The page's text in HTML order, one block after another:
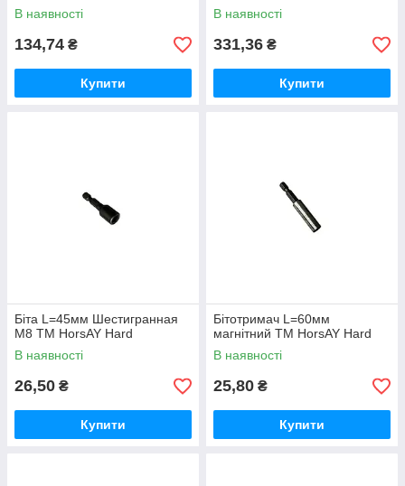
В наявності
134,74 ₴
Купити
В наявності
331,36 ₴
Купити
Біта L=45мм Шестигранная
M8 ТМ HorsAY Hard
В наявності
26,50 ₴
Купити
Бітотримач L=60мм
магнітний ТМ HorsAY Hard
В наявності
25,80 ₴
Купити